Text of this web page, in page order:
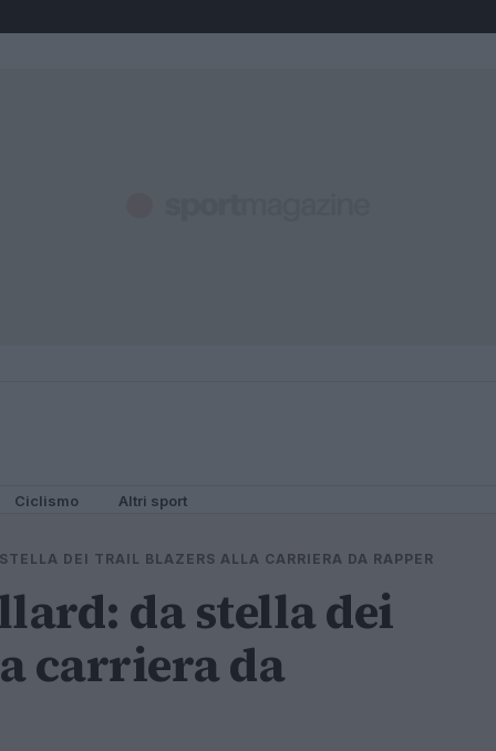
Ciclismo Altri sport
DEI TRAIL BLAZERS ALLA CARRIERA DA RAPPER
da stella dei
carriera da